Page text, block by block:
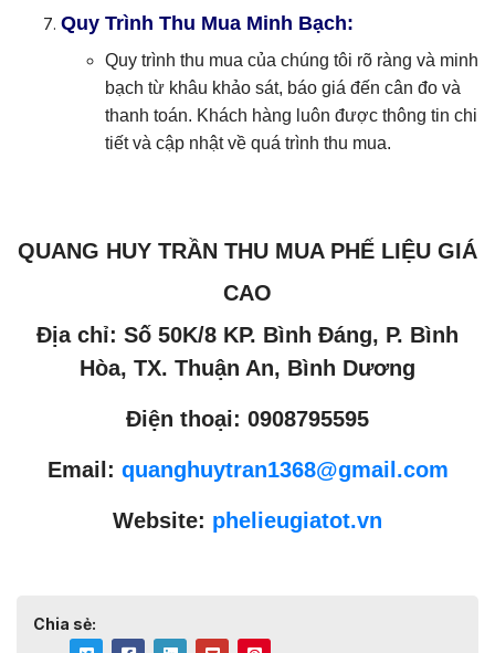
Quy Trình Thu Mua Minh Bạch:
Quy trình thu mua của chúng tôi rõ ràng và minh
bạch từ khâu khảo sát, báo giá đến cân đo và
thanh toán. Khách hàng luôn được thông tin chi
tiết và cập nhật về quá trình thu mua.
QUANG HUY TRẦN THU MUA PHẾ LIỆU GIÁ
CAO
Địa chỉ: Số 50K/8 KP. Bình Đáng, P. Bình
Hòa, TX. Thuận An, Bình Dương
Điện thoại: 0908795595
Email: quanghuytran1368@gmail.com
Website: phelieugiatot.vn
Chia sẻ: